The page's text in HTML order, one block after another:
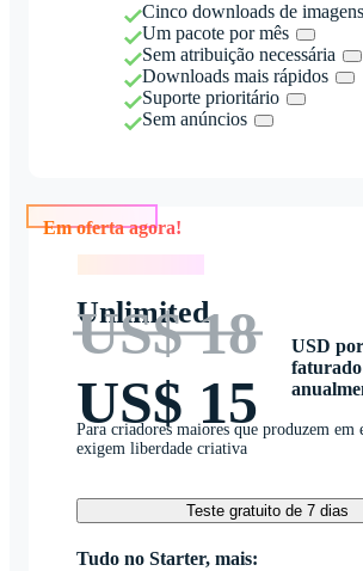
Cinco downloads de
Um pacote por mês
Sem atribuição necessária
Downloads mais rápidos
Suporte prioritário
Sem anúncios
Unlimited
US$ 18
US$ 15
USD
faturado
Para criadores maiores que produzem em
exigem liberdade criativa
Teste gratuito de 7 dias
Tudo no Starter, mais: